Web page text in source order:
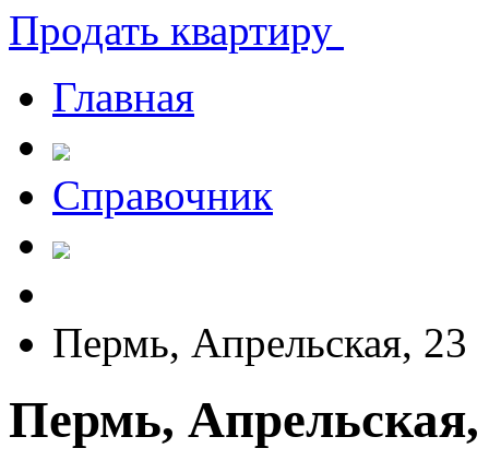
Продать квартиру
Главная
Справочник
Пермь, Апрельская, 23
Пермь, Апрельская,